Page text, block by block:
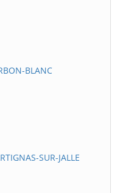
BLANC
SUR-JALLE